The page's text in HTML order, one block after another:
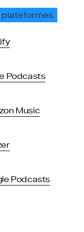
plateformes
Podcasts
Music
Podcasts